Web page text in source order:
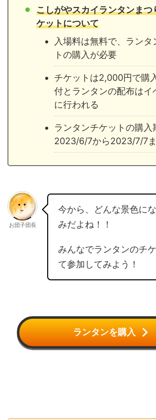
こしがやスカイランタンま
ケットについて
入場料は無料で、ランタ
トの購入が必要
チケットは2,000円で購
付とランタンの配布はイ
に行われる
ランタンチケットの購入
2023/6/7から2023/7/7
お団子団長
今から、どんな景色に
みだよね！！
みんなでランタンのチ
て参加してみよう！
ランタンを購入